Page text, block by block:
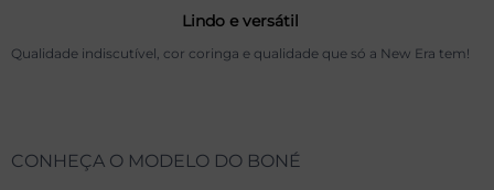
Lindo e versátil
Qualidade indiscutível, cor coringa e qualidade que só a New Era tem!
CONHEÇA O MODELO DO BONÉ